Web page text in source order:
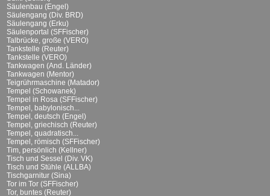
Säulenbau (Engel)
Säulengang (Div. BRD)
Säulengang (Erku)
Säulenportal (SFFischer)
Talbrücke, große (VERO)
Tankstelle (Reuter)
Tankstelle (VERO)
Tankwagen (And. Länder)
Tankwagen (Mentor)
Teigrührmaschine (Matador)
Tempel (Schowanek)
Tempel in Rosa (SFFischer)
Tempel, babylonisch...
Tempel, deutsch (Engel)
Tempel, griechisch (Reuter)
Tempel, quadratisch...
Tempel, römisch (SFFischer)
Tim, persönlich (Kellner)
Tisch und Sessel (Div. VK)
Tisch und Stühle (ALLBA)
Tischgarnitur (Sina)
Tor im Tor (SFFischer)
Tor, buntes (Reuter)